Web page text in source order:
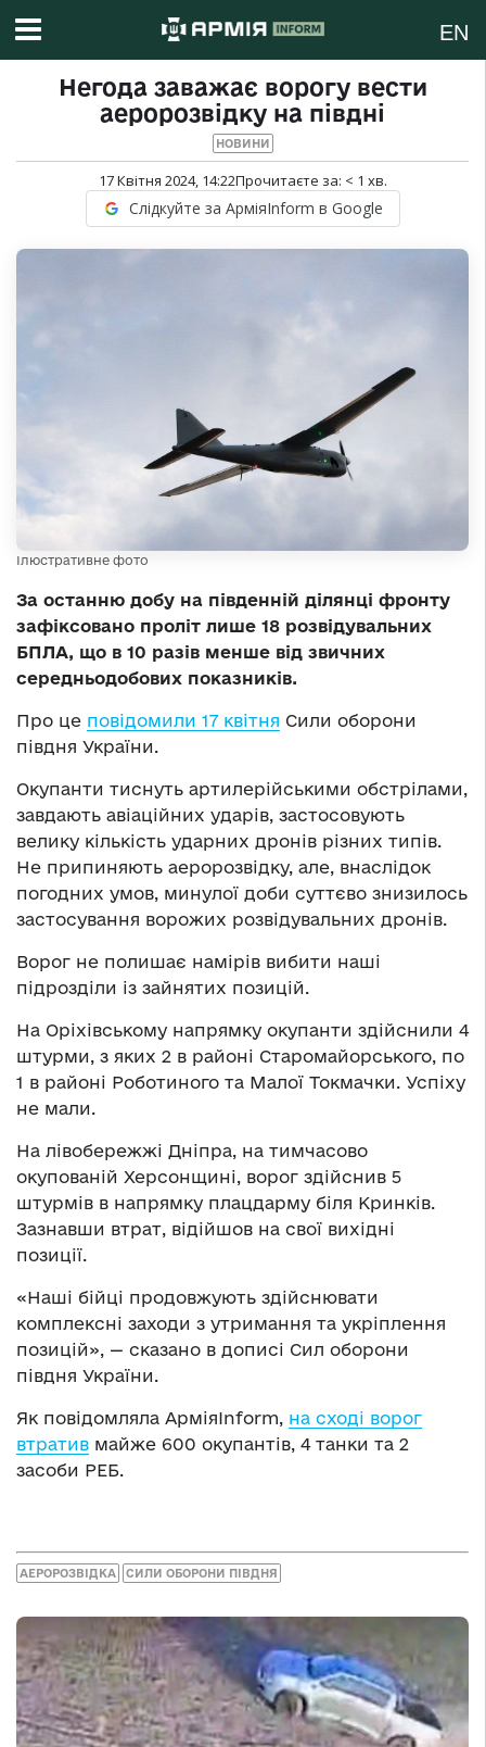
EN
Негода заважає ворогу вести
аеророзвідку на півдні
НОВИНИ
17 Квітня 2024, 14:22Прочитаєте за: < 1 хв.
Слідкуйте за АрміяInform в Google
Ілюстративне фото
За останню добу на південній ділянці фронту
зафіксовано проліт лише 18 розвідувальних
БПЛА, що в 10 разів менше від звичних
середньодобових показників.
Про це повідомили 17 квітня Сили оборони
півдня України.
Окупанти тиснуть артилерійськими обстрілами,
завдають авіаційних ударів, застосовують
велику кількість ударних дронів різних типів.
Не припиняють аеророзвідку, але, внаслідок
погодних умов, минулої доби суттєво знизилось
застосування ворожих розвідувальних дронів.
Ворог не полишає намірів вибити наші
підрозділи із зайнятих позицій.
На Оріхівському напрямку окупанти здійснили 4
штурми, з яких 2 в районі Старомайорського, по
1 в районі Роботиного та Малої Токмачки. Успіху
не мали.
На лівобережжі Дніпра, на тимчасово
окупованій Херсонщині, ворог здійснив 5
штурмів в напрямку плацдарму біля Кринків.
Зазнавши втрат, відійшов на свої вихідні
позиції.
«Наші бійці продовжують здійснювати
комплексні заходи з утримання та укріплення
позицій», — сказано в дописі Сил оборони
півдня України.
Як повідомляла АрміяInform, на сході ворог
втратив майже 600 окупантів, 4 танки та 2
засоби РЕБ.
АЕРОРОЗВІДКА СИЛИ ОБОРОНИ ПІВДНЯ